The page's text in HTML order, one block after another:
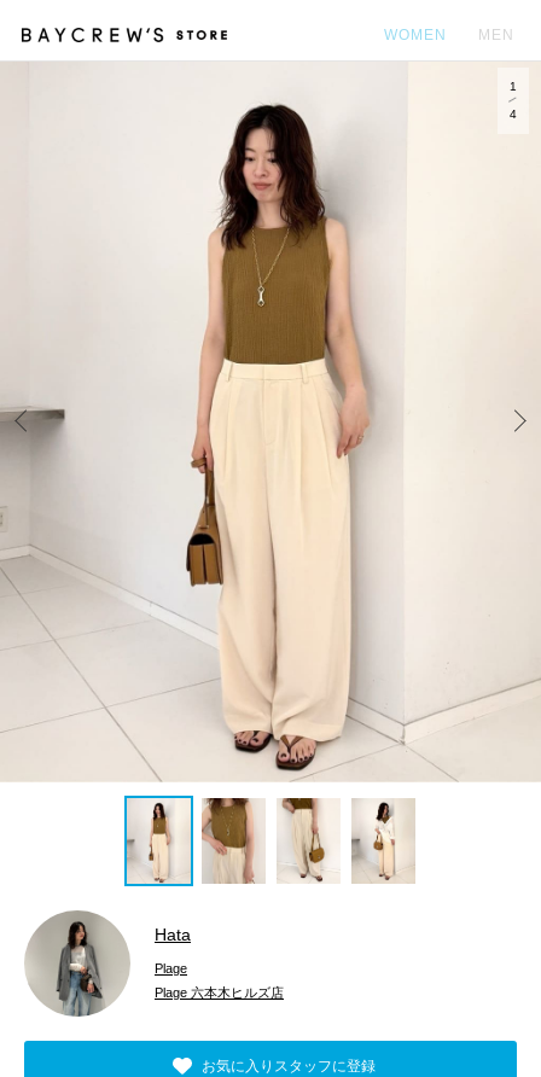
WOMEN MEN
Prev
1
4
Hata
Plage
Plage 六本木ヒルズ店
お気に入りスタッフに登録